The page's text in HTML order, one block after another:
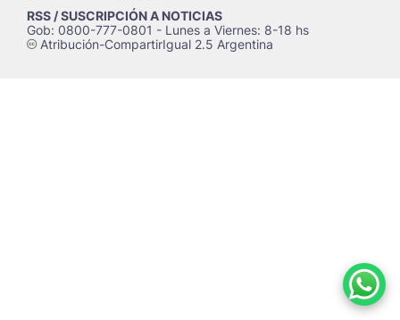
RSS / SUSCRIPCIÓN A NOTICIAS
Gob: 0800-777-0801 - Lunes a Viernes: 8-18 hs
cAtribución-CompartirIgual 2.5 Argentina